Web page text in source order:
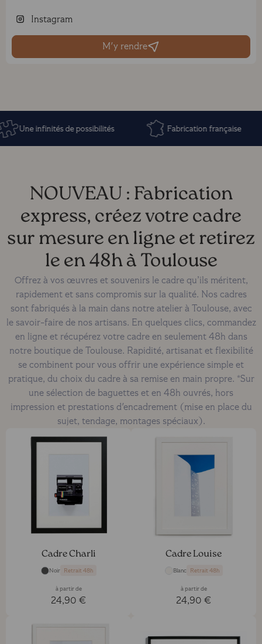
Instagram
M'y rendre
Une infinités de possibilités Fabrication française
NOUVEAU : Fabrication
express, créez votre cadre
sur mesure en ligne et retirez
le en 48h à Toulouse
Offrez à vos œuvres et souvenirs le cadre qu’ils méritent,
rapidement et sans compromis sur la qualité. Nos cadres
sont fabriqués à la main dans notre atelier à Toulouse, avec
le savoir-faire de nos artisans. En quelques clics, commandez
en ligne et récupérez votre cadre en seulement 48h dans
notre boutique de Toulouse. Rapidité, artisanat et flexibilité
se combinent pour vous offrir une expérience simple et
pratique, du choix du cadre à sa remise en main propre. *Sur
une sélection de baguettes et en 48h ouvrés, hors
impression et prestations d'encadrement (mise en place du
sujet, tendage, montages spéciaux).
Cadre Charli
Noir Retrait 48h
à partir de
24,90 €
Cadre Louise
Blanc Retrait 48h
à partir de
24,90 €